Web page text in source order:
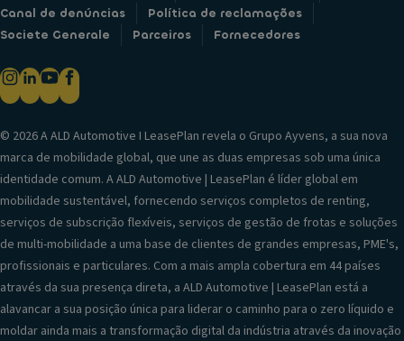
Canal de denúncias
Política de reclamações
Societe Generale
Parceiros Fornecedores
© 2026 A ALD Automotive I LeasePlan revela o Grupo Ayvens, a sua nova
marca de mobilidade global, que une as duas empresas sob uma única
identidade comum. A ALD Automotive | LeasePlan é líder global em
mobilidade sustentável, fornecendo serviços completos de renting,
serviços de subscrição flexíveis, serviços de gestão de frotas e soluções
de multi-mobilidade a uma base de clientes de grandes empresas, PME's,
profissionais e particulares. Com a mais ampla cobertura em 44 países
através da sua presença direta, a ALD Automotive | LeasePlan está a
alavancar a sua posição única para liderar o caminho para o zero líquido e
moldar ainda mais a transformação digital da indústria através da inovação